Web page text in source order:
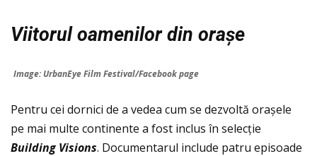
Viitorul oamenilor din orașe
Image: UrbanEye Film Festival/Facebook page
Pentru cei dornici de a vedea cum se dezvoltă orașele
pe mai multe continente a fost inclus în selecție
Building Visions. Documentarul include patru episoade